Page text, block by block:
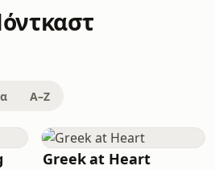
A–Z
Greek at Heart